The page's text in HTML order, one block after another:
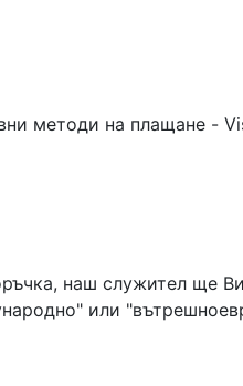
методи на плащане -
наш служител ще
или